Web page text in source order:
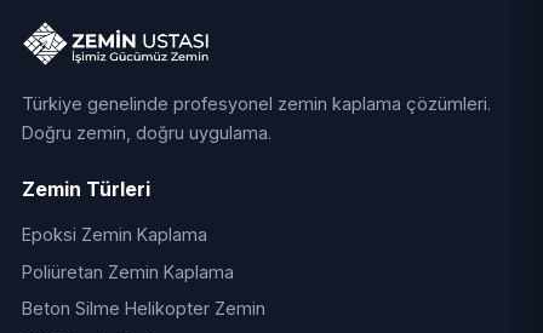
Türkiye genelinde profesyonel zemin kaplama çözümleri.
Doğru zemin, doğru uygulama.
Zemin Türleri
Epoksi Zemin Kaplama
Poliüretan Zemin Kaplama
Beton Silme Helikopter Zemin